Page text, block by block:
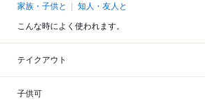
家族・子供と 知人・友人と
こんな時によく使われます。
テイクアウト
子供可